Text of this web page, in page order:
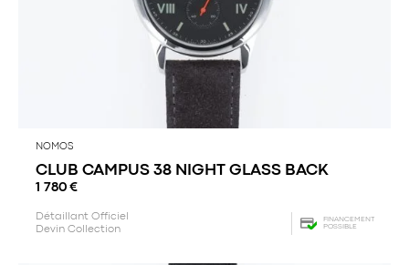
NOMOS
CLUB CAMPUS 38 NIGHT GLASS BACK
1 780 €
Détaillant Officiel
Devin Collection
FINANCEMENT
POSSIBLE